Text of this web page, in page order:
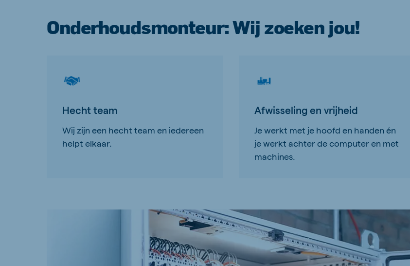
Onderhoudsmonteur: Wij zoeken jou!
Hecht team
Wij zijn een hecht team en iedereen
helpt elkaar.
Afwisseling en vrijheid
Je werkt met je hoofd en handen én
je werkt achter de computer en met
machines.